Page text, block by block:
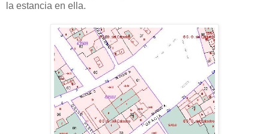
la estancia en ella.